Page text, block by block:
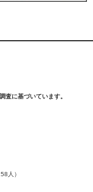
査に基づいています。
人）